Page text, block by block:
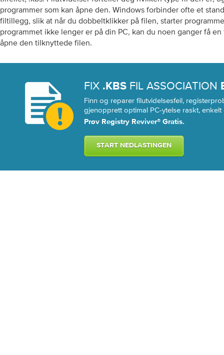
programmer som kan åpne den. Windows forbinder ofte et
filtillegg, slik at når du dobbeltklikker på filen, starter
programmet ikke lenger er på din PC, kan du noen ganger få
åpne den tilknyttede filen.
FIX .KBS FIL ASSOCIATION
Finn og reparer filutvidelsesfeil,
gjenopprett optimal PC-ytelse raskt, enkelt
Prøv Registry Reviver® Gratis.
START NEDLASTINGEN